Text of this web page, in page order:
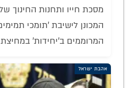
מסכת חייו ותחנות החינוך
המכונן לישיבת 'תומכי
המרוממים ב'יחידות'
אהבת ישראל